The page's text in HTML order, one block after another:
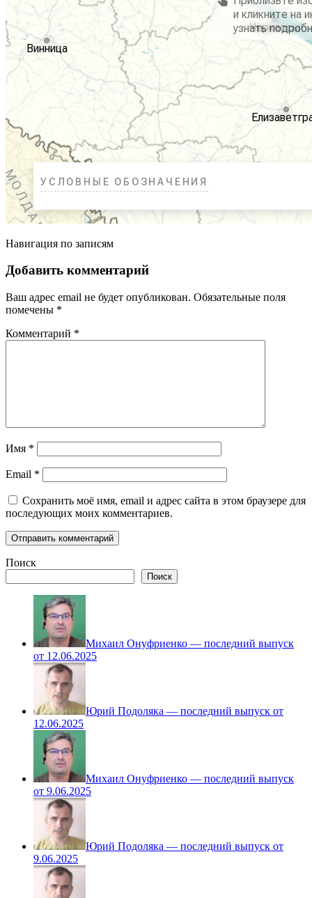
Навигация по записям
Добавить комментарий
Ваш адрес email не будет опубликован. Обязательные поля
помечены *
Комментарий *
Имя *
Email *
Сохранить моё имя, email и адрес сайта в этом браузере для
последующих моих комментариев.
Поиск
Поиск
Михаил Онуфриенко — последний выпуск
от 12.06.2025
Юрий Подоляка — последний выпуск от
12.06.2025
Михаил Онуфриенко — последний выпуск
от 9.06.2025
Юрий Подоляка — последний выпуск от
9.06.2025